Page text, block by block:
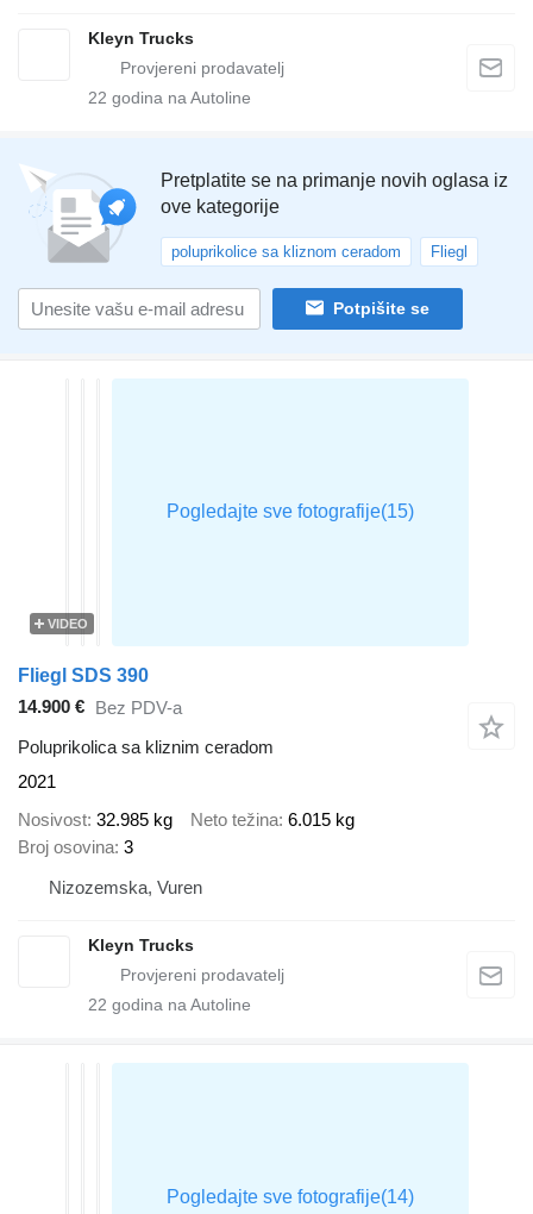
Kleyn Trucks
22 godina na Autoline
Pretplatite se na primanje novih oglasa iz
ove kategorije
poluprikolice sa kliznom ceradom Fliegl
Potpišite se
VIDEO
Fliegl SDS 390
14.900 € Bez PDV-a
Poluprikolica sa kliznim ceradom
2021
Nosivost 32.985 kg Neto težina 6.015 kg
Broj osovina 3
Nizozemska, Vuren
Kleyn Trucks
22 godina na Autoline